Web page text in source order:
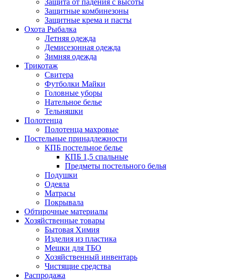
Защита от падения с высоты
Защитные комбинезоны
Защитные крема и пасты
Охота Рыбалка
Летняя одежда
Демисезонная одежда
Зимняя одежда
Трикотаж
Свитера
Футболки Майки
Головные уборы
Нательное белье
Тельняшки
Полотенца
Полотенца махровые
Постельные принадлежности
КПБ постельное белье
КПБ 1,5 спальные
Предметы постельного белья
Подушки
Одеяла
Матрасы
Покрывала
Обтирочные материалы
Хозяйственные товары
Бытовая Химия
Изделия из пластика
Мешки для ТБО
Хозяйственный инвентарь
Чистящие средства
Распродажа